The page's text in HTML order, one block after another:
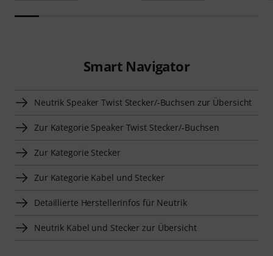
Smart Navigator
Neutrik Speaker Twist Stecker/-Buchsen zur Übersicht
Zur Kategorie Speaker Twist Stecker/-Buchsen
Zur Kategorie Stecker
Zur Kategorie Kabel und Stecker
Detaillierte Herstellerinfos für Neutrik
Neutrik Kabel und Stecker zur Übersicht